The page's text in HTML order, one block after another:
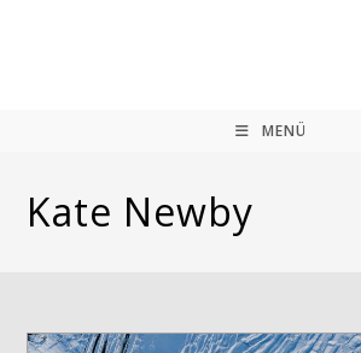
MENÜ
Kate Newby